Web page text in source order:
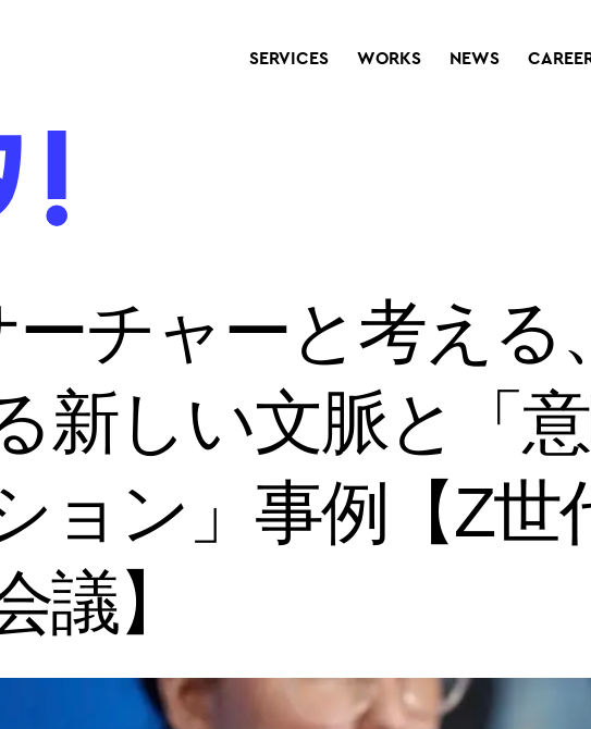
SERVICES WORKS NEWS
チャーと考える
新しい文脈と「
ョン」事例【Z世
議】